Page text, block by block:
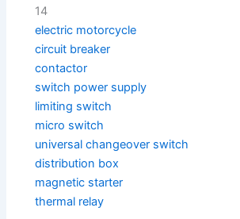
14
electric motorcycle
circuit breaker
contactor
switch power supply
limiting switch
micro switch
universal changeover switch
distribution box
magnetic starter
thermal relay